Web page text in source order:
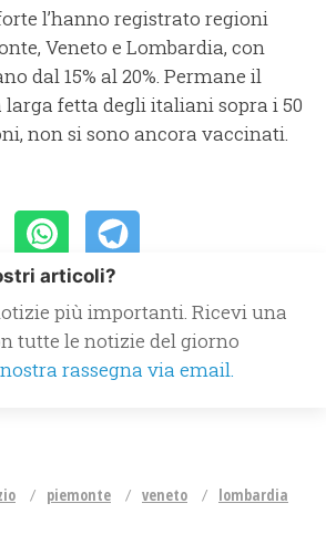
l’hanno registrato regioni
Veneto e Lombardia, con
dal 15% al 20%. Permane il
fetta degli italiani sopra i 50
non si sono ancora vaccinati.
articoli?
più importanti. Ricevi una
tutte le notizie del giorno
rassegna via email.
piemonte veneto lombardia